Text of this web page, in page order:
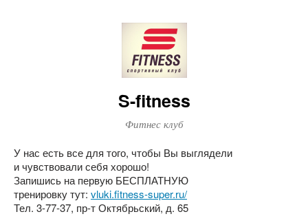
S-fitness
Фитнес клуб
У нас есть все для того, чтобы Вы выглядели
и чувствовали себя хорошо!
Запишись на первую БЕСПЛАТНУЮ
тренировку тут: vluki.fitness-super.ru/
Тел. 3-77-37, пр-т Октябрьский, д. 65